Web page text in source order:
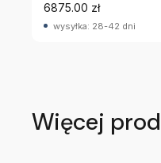
6875.00 zł
wysyłka: 28-42 dni
Więcej